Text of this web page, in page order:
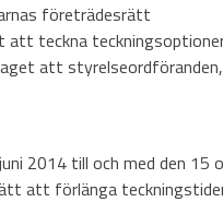
företrädesrätt
teckna
att
2014 till och med den
att förlänga